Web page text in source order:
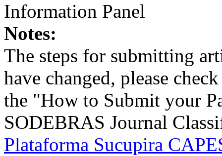
Information Panel
Notes:
The steps for submitting
have changed, please
the "How to Submit your
SODEBRAS Journal
Plataforma Sucupira